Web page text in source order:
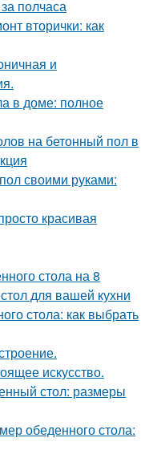
полчаса
вторички: как
и
в доме: полное
на бетонный пол в
своими руками:
красивая
стола на 8
для вашей кухни
стола: как выбрать
искусство.
стол: размеры
обеденного стола: